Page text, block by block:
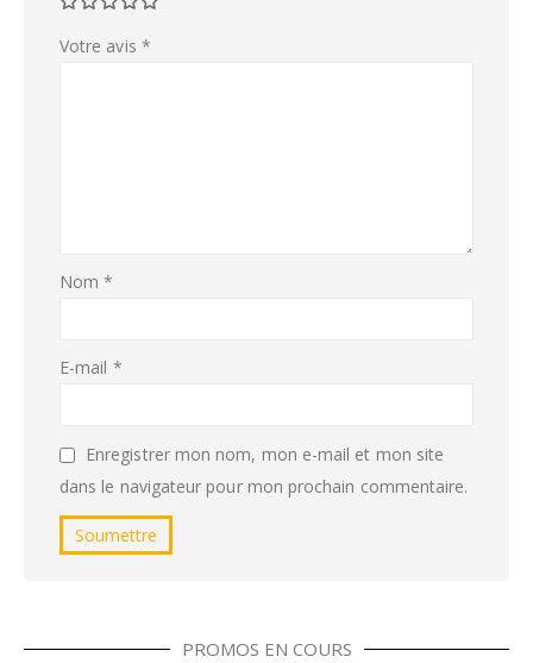
Votre avis *
Nom*
E-mail *
Enregistrer mon nom, mon e-mail et mon site
dans le navigateur pour mon prochain commentaire.
PROMOS EN COURS